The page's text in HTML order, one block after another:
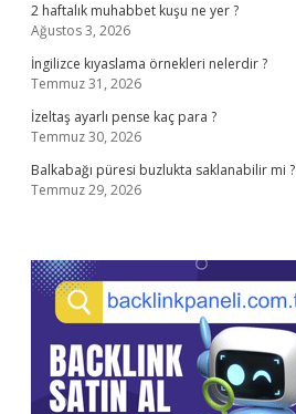
2 haftalık muhabbet kuşu ne yer ?
Ağustos 3, 2026
İngilizce kıyaslama örnekleri nelerdir ?
Temmuz 31, 2026
İzeltaş ayarlı pense kaç para ?
Temmuz 30, 2026
Balkabağı püresi buzlukta saklanabilir mi ?
Temmuz 29, 2026